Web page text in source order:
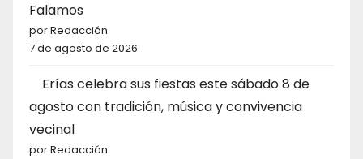
Falamos
por Redacción
7 de agosto de 2026
Erías celebra sus fiestas este sábado 8 de
agosto con tradición, música y convivencia
vecinal
por Redacción